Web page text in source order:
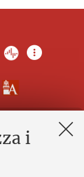
i